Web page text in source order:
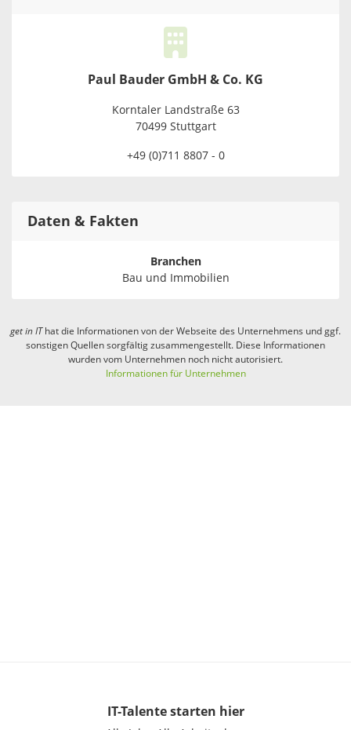
Paul Bauder GmbH & Co. KG
Korntaler Landstraße 63
70499 Stuttgart
+49 (0)711 8807 - 0
Daten & Fakten
Branchen
Bau und Immobilien
get in IThat die Informationen von der Webseite des Unternehmens und ggf.
sonstigen Quellen sorgfältig zusammengestellt. Diese Informationen
wurden vom Unternehmen noch nicht autorisiert.
Informationen für Unternehmen
IT-Talentestarten hier